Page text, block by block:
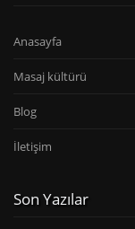
Anasayfa
Masaj kültürü
Blog
İletişim
Son Yazılar